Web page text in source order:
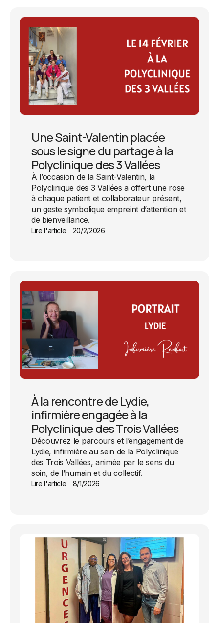
Une Saint-Valentin placée
sous le signe du partage à la
Polyclinique des 3 Vallées
À l’occasion de la Saint-Valentin, la
Polyclinique des 3 Vallées a offert une rose
à chaque patient et collaborateur présent,
un geste symbolique empreint d’attention et
de bienveillance.
Lire l'article 20/2/2026
À la rencontre de Lydie,
infirmière engagée à la
Polyclinique des Trois Vallées
Découvrez le parcours et l’engagement de
Lydie, infirmière au sein de la Polyclinique
des Trois Vallées, animée par le sens du
soin, de l’humain et du collectif.
Lire l'article 8/1/2026